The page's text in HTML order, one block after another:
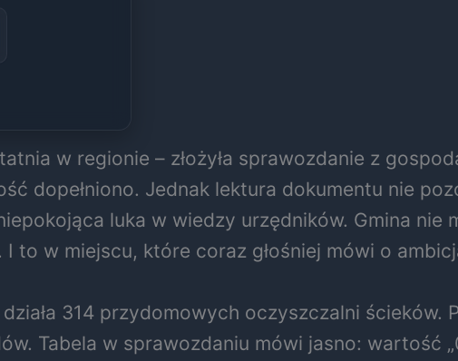
w regionie – złożyła sprawozdanie z
dopełniono. Jednak lektura dokumentu nie
luka w wiedzy urzędników. Gmina nie
to w miejscu, które coraz głośniej mówi o
314 przydomowych oczyszczalni ścieków.
Tabela w sprawozdaniu mówi jasno: wartość